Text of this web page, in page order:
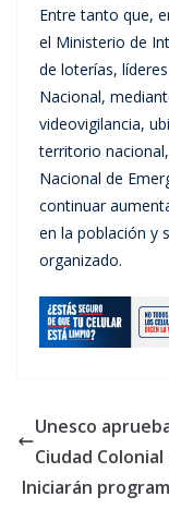
Entre tanto que,
el Ministerio de
de loterías,
Nacional,
videovigilancia,
territorio
Nacional de
continuar
en la población y
organizado.
Unesco
Ciudad
Iniciarán